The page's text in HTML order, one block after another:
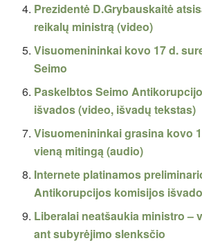
Prezidentė D.Grybauskaitė
reikalų ministrą (video)
Visuomenininkai kovo 17 d.
Seimo
Paskelbtos Seimo
išvados (video, išvadų tekstas)
Visuomenininkai grasina kovo
vieną mitingą (audio)
Internete platinamos
Antikorupcijos komisijos
Liberalai neatšaukia ministro –
ant subyrėjimo slenksčio